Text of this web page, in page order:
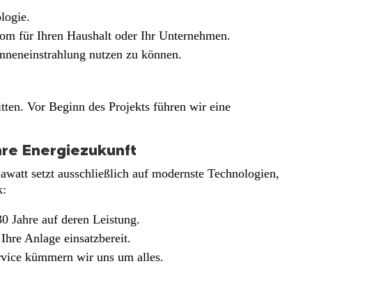
für Ihren Haushalt oder Ihr Unternehmen.
nutzen zu können.
Vor Beginn des Projekts führen wir eine
Energiezukunft
setzt ausschließlich auf modernste Technologien,
Jahre auf deren Leistung.
Anlage einsatzbereit.
kümmern wir uns um alles.